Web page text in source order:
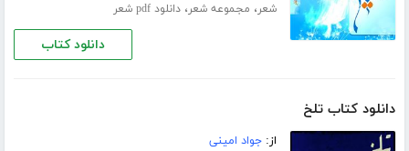
شعر، مجموعه شعر،دانلود pdf شعر
دانلود کتاب
دانلود کتاب تلخ
از:جواد امینی